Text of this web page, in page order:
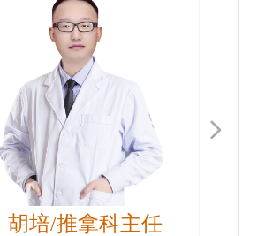
胡培/推拿科主任
넲